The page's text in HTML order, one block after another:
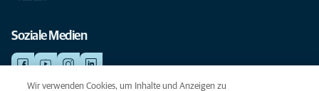
Soziale Medien
Wir verwenden Cookies, um Inhalte und Anzeigen zu